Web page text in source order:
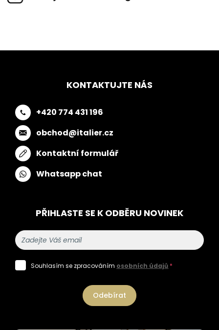
KONTAKTUJTE NÁS
+420 774 431 196
obchod@italier.cz
Kontaktní formulář
Whatsapp chat
PŘIHLASTE SE K ODBĚRU NOVINEK
Souhlasím se zpracováním osobních údajů *
Odebírat